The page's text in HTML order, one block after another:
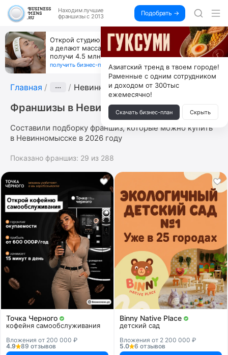
Находим лучшие
франшизы с 2013
Подобрать →
Открой студию, где не колют и не режут,
а делают массаж лица руками и в первый же год
получи 4.5 млн
получить бизнес-план ↓
Главная ··· Невинномысск
Франшизы в Невинномысске
Составили подборку франшиз, которые можно купить
в Невинномысске в 2026 году
Показано франшиз: 29 из 288
Точка Черного
кофейня самообслуживания
Вложения от 200 000 ₽
4.9
89 отзывов
Binny Native Place
детский сад
Вложения от 2 200 000 ₽
5.0
6 отзывов
Азиатский тренд в твоем городе!
Раменные с одним сотрудником
и доходом от 300тыс
ежемесячно!
Скачать бизнес-план Скрыть